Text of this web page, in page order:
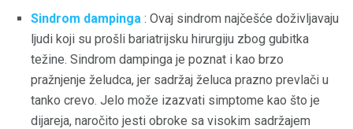
Sindrom dampinga : Ovaj sindrom najčešće doživljavaju
ljudi koji su prošli bariatrijsku hirurgiju zbog gubitka
težine. Sindrom dampinga je poznat i kao brzo
pražnjenje želudca, jer sadržaj želuca prazno prevlači u
tanko crevo. Jelo može izazvati simptome kao što je
dijareja, naročito jesti obroke sa visokim sadržajem